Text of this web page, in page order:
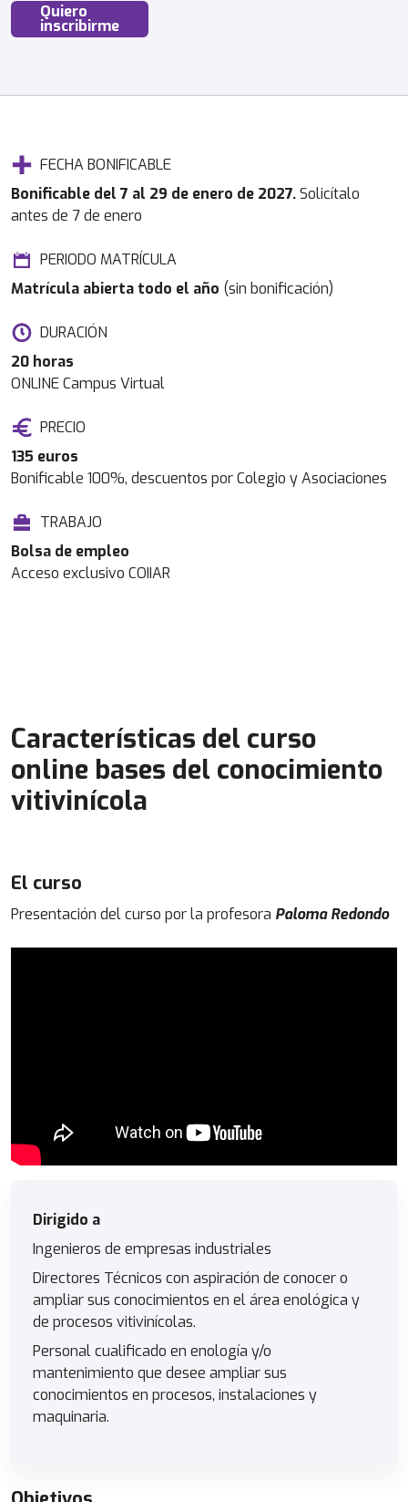
Quiero
inscribirme
FECHA BONIFICABLE
Bonificable del 7 al 29 de enero de 2027.Solicítalo
antes de 7 de enero
PERIODO MATRÍCULA
Matrícula abierta todo el año (sin bonificación)
DURACIÓN
20 horas
ONLINE Campus Virtual
PRECIO
135 euros
Bonificable 100%, descuentos por Colegio y Asociaciones
TRABAJO
Bolsa de empleo
Acceso exclusivo COIIAR
Características del curso
online bases del conocimiento
vitivinícola
El curso
Presentación del curso por la profesora Paloma Redondo
Dirigido a
Ingenieros de empresas industriales
Directores Técnicos con aspiración de conocer o
ampliar sus conocimientos en el área enológica y
de procesos vitivinícolas.
Personal cualificado en enología y/o
mantenimiento que desee ampliar sus
conocimientos en procesos, instalaciones y
maquinaria.